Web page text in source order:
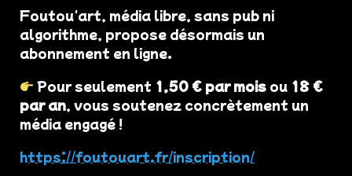
Foutou'art, média libre, sans pub ni
algorithme, propose désormais un
abonnement en ligne.
Pour seulement 1,50 € par mois ou 18 €
par an, vous soutenez concrètement un
média engagé !
https://foutouart.fr/inscription/